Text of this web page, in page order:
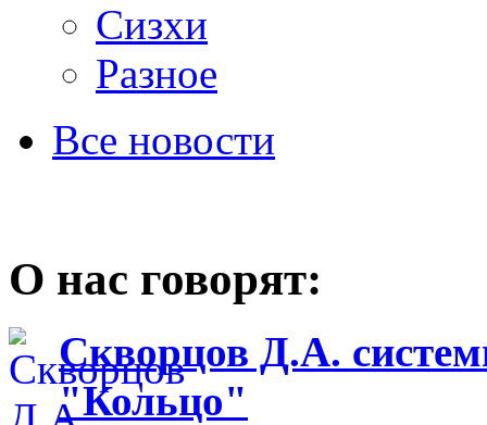
Сизхи
Разное
Все новости
О нас говорят:
Скворцов Д.А.
"Кольцо"